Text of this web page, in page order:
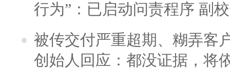
行为”：已启动问责程序 副
被传交付严重超期、糊弄客
创始人回应：都没证据，将